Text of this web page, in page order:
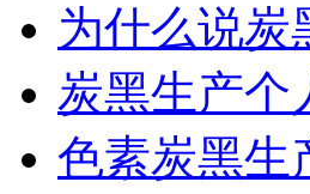
为什么说炭
炭黑生产个
色素炭黑生